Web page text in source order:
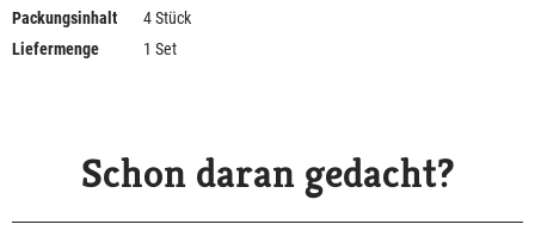
Packungsinhalt
4 Stück
Liefermenge
1 Set
Schon daran gedacht?